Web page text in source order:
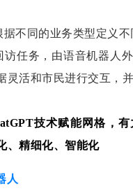
据不同的业务类型定义不
访任务，由语音机器人
灵活和市民进行交互，
技术赋能网格，
、精细化、智能化
人